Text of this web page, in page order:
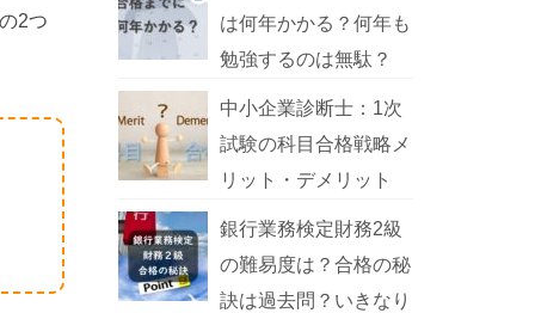
2つ
は何年かかる？何年も
勉強するのは無駄？
中小企業診断士：1次
試験の科目合格戦略メ
リット・デメリット
銀行業務検定財務2級
の難易度は？合格の秘
訣は過去問？いきなり